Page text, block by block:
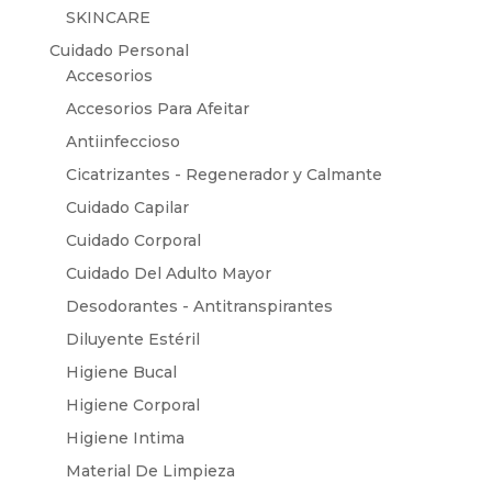
SKINCARE
Cuidado Personal
Accesorios
Accesorios Para Afeitar
Antiinfeccioso
Cicatrizantes - Regenerador y Calmante
Cuidado Capilar
Cuidado Corporal
Cuidado Del Adulto Mayor
Desodorantes - Antitranspirantes
Diluyente Estéril
Higiene Bucal
Higiene Corporal
Higiene Intima
Material De Limpieza